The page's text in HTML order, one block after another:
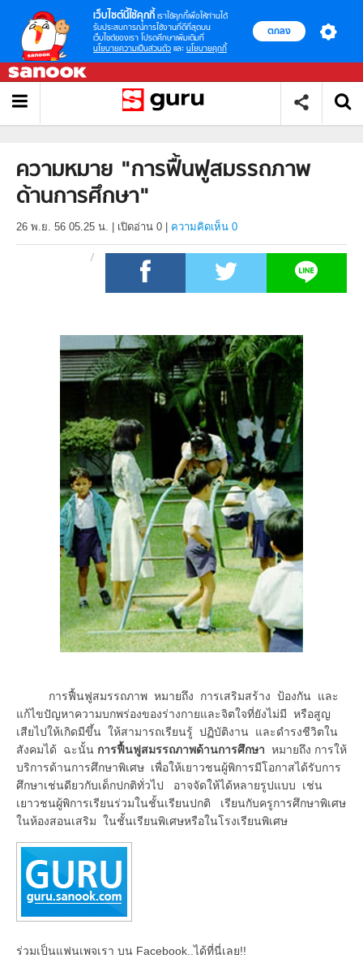
เว็บไซต์นี้ใช้คุกกี้ เราใช้คุกกี้เพื่อให้ท่านได้
รับประสบการณ์การใช้งานที่ดีที่สุดบน
เว็บไซต์ของเรา โปรดศึกษาเพิ่มเติมที่
นโยบายความเป็นส่วนตัว และ นโยบายคุกกี้
ตกลง
ความหมาย "การฟื้นฟูสมรรถภาพ
ด้านการศึกษา"
26 พ.ย. 56 05.25 น. เปิดอ่าน 0 ความคิดเห็น 0
การฟื้นฟูสมรรถภาพ หมายถึง การเสริมสร้าง ป้องกัน และ
แก้ไขปัญหาความบกพร่องของร่างกายและจิตใจที่ยังไม่มี หรือสูญ
เสียไปให้เกิดมีขึ้น ให้สามารถเรียนรู้ ปฏิบัติงาน และดำรงชีวิตใน
สังคมได้ ฉะนั้น การฟื้นฟูสมรรถภาพด้านการศึกษา หมายถึง การให้
บริการด้านการศึกษาพิเศษ เพื่อให้เยาวชนผู้พิการมีโอกาสได้รับการ
ศึกษาเช่นดียวกับเด็กปกติทั่วไป อาจจัดให้ได้หลายรูปแบบ เช่น
เยาวชนผู้พิการเรียนร่วมในชั้นเรียนปกติ เรียนกับครูการศึกษาพิเศษ
ในห้องสอนเสริม ในชั้นเรียนพิเศษหรือในโรงเรียนพิเศษ
ร่วมเป็นแฟนเพจเรา บน Facebook..ได้ที่นี่เลย!!